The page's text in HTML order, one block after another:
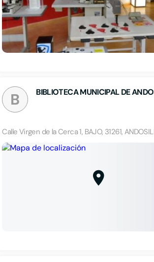
B BIBLIOTECA MUNICIPAL DE
Calle Virgen de la Cerca 1, BAJO, 31261,